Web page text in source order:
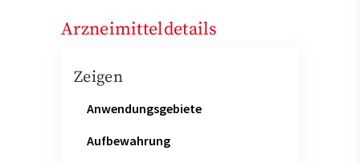
Arzneimitteldetails
Zeigen
Anwendungsgebiete
Aufbewahrung